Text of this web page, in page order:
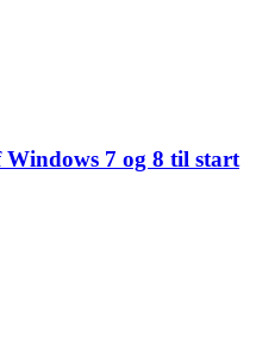
​​Windows 7 og 8 til start